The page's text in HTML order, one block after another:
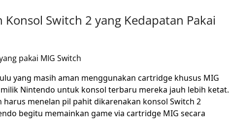
Switch 2 yang Kedapatan Pakai
pakai MIG Switch
yang masih aman menggunakan cartridge khusus MIG
Nintendo untuk konsol terbaru mereka jauh lebih ketat.
menelan pil pahit dikarenakan konsol Switch 2
begitu memainkan game via cartridge MIG secara